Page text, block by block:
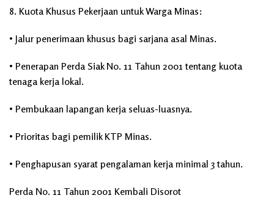
8. Kuota Khusus Pekerjaan untuk Warga Minas:
• Jalur penerimaan khusus bagi sarjana asal Minas.
• Penerapan Perda Siak No. 11 Tahun 2001 tentang kuota
tenaga kerja lokal.
• Pembukaan lapangan kerja seluas-luasnya.
• Prioritas bagi pemilik KTP Minas.
• Penghapusan syarat pengalaman kerja minimal 3 tahun.
Perda No. 11 Tahun 2001 Kembali Disorot